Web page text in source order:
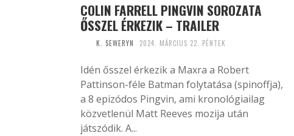
COLIN FARRELL PINGVIN SOROZATA
ŐSSZEL ÉRKEZIK – TRAILER
K. SEWERYN 2024. MÁRCIUS 22. PÉNTEK
Idén ősszel érkezik a Maxra a Robert
Pattinson-féle Batman folytatása (spinoffja),
a 8 epizódos Pingvin, ami kronológiailag
közvetlenül Matt Reeves mozija után
játszódik. A...